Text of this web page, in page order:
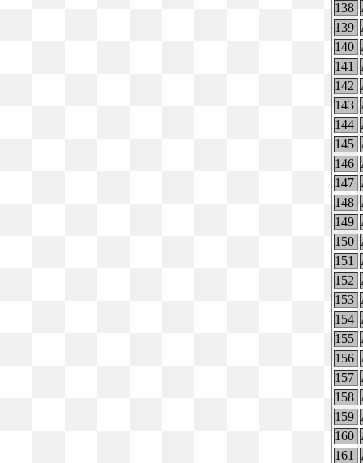
138
139
140
141
142
143
144
145
146
147
148
149
150
151
152
153
154
155
156
157
158
159
160
161